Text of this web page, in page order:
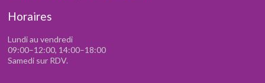
Horaires
Lundi au vendredi
09:00–12:00, 14:00–18:00
Samedi sur RDV.